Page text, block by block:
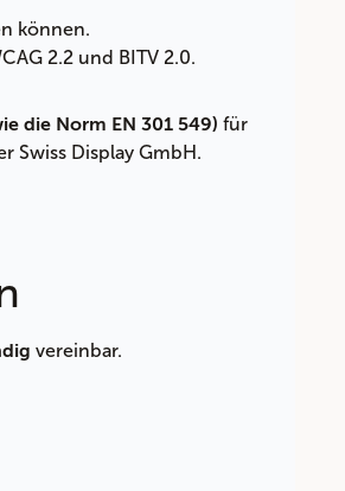
können.
2.2 und BITV 2.0.
die Norm EN 301 549) für
Swiss Display GmbH.
vereinbar.